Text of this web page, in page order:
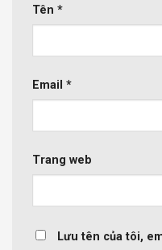
Tên *
Email *
Trang web
Lưu tên của tôi,